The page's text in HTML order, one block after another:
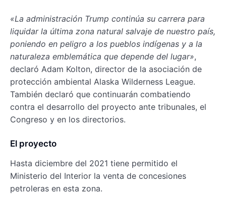
«La administración Trump continúa su carrera para
liquidar la última zona natural salvaje de nuestro país,
poniendo en peligro a los pueblos indígenas y a la
naturaleza emblemática que depende del lugar»,
declaró Adam Kolton, director de la asociación de
protección ambiental Alaska Wilderness League.
También declaró que continuarán combatiendo
contra el desarrollo del proyecto ante tribunales, el
Congreso y en los directorios.
El proyecto
Hasta diciembre del 2021 tiene permitido el
Ministerio del Interior la venta de concesiones
petroleras en esta zona.